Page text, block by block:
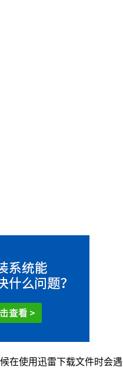
在使用迅雷下载文件时会